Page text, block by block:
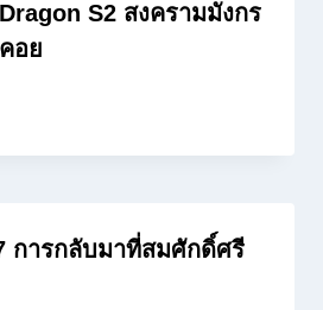
S2 สงครามมังกร
อย
การกลับมาที่สมศักดิ์ศรี